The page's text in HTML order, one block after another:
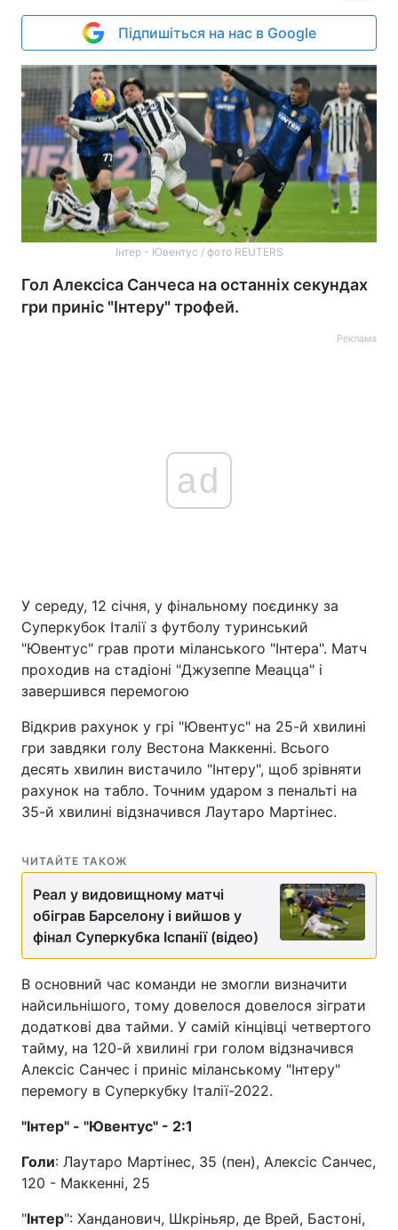
Підпишіться на нас в Google
Інтер - Ювентус / фото REUTERS
Гол Алексіса Санчеса на останніх секундах
гри приніс "Інтеру" трофей.
Реклама
ad
У середу, 12 січня, у фінальному поєдинку за
Суперкубок Італії з футболу туринський
"Ювентус" грав проти міланського "Інтера". Матч
проходив на стадіоні "Джузеппе Меацца" і
завершився перемогою
Відкрив рахунок у грі "Ювентус" на 25-й хвилині
гри завдяки голу Вестона Маккенні. Всього
десять хвилин вистачило "Інтеру", щоб зрівняти
рахунок на табло. Точним ударом з пенальті на
35-й хвилині відзначився Лаутаро Мартінес.
ЧИТАЙТЕ ТАКОЖ
Реал у видовищному матчі
обіграв Барселону і вийшов у
фінал Суперкубка Іспанії (відео)
В основний час команди не змогли визначити
найсильнішого, тому довелося довелося зіграти
додаткові два тайми. У самій кінцівці четвертого
тайму, на 120-й хвилині гри голом відзначився
Алексіс Санчес і приніс міланському "Інтеру"
перемогу в Суперкубку Італії-2022.
"Інтер" - "Ювентус" - 2:1
Голи: Лаутаро Мартінес, 35 (пен), Алексіс Санчес,
120 - Маккенні, 25
"Інтер": Ханданович, Шкріньяр, де Врей, Бастоні,